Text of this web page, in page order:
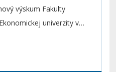
výskum Fakulty
univerzity v
na ich kognitívne